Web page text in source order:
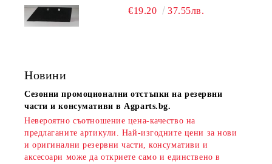
€19.20 37.55лв.
Новини
Сезонни промоционални отстъпки на резервни
части и консумативи в Agparts.bg.
Невероятно съотношение цена-качество на
предлаганите артикули. Най-изгодните цени за нови
и оригинални резервни части, консумативи и
аксесоари може да откриете само и единствено в